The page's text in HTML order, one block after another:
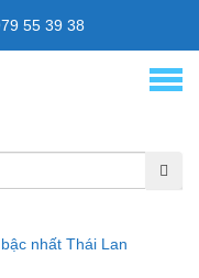
55 39 38
nhất Thái Lan